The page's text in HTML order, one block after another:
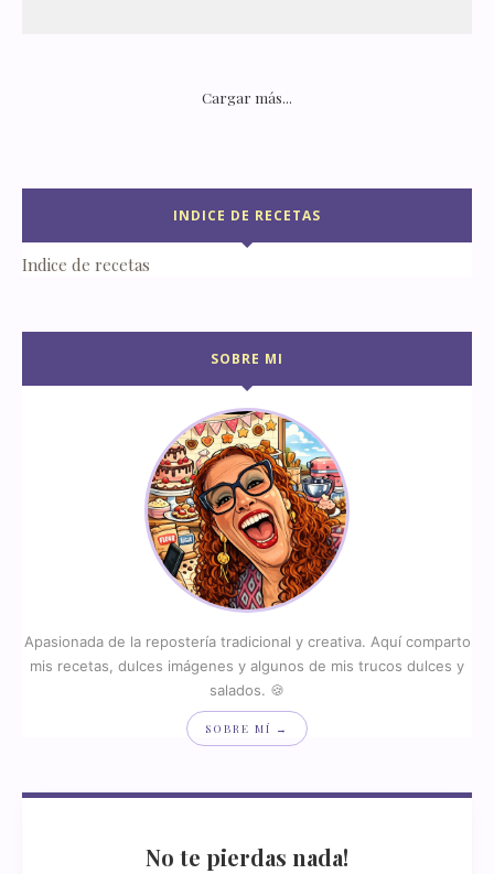
Cargar más...
INDICE DE RECETAS
Indice de recetas
SOBRE MI
Apasionada de la repostería tradicional y creativa. Aquí comparto
mis recetas, dulces imágenes y algunos de mis trucos dulces y
salados. 🍪
SOBRE MÍ →
No te pierdas nada!